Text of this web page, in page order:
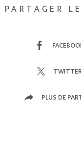
PARTAGER
PLUS DE